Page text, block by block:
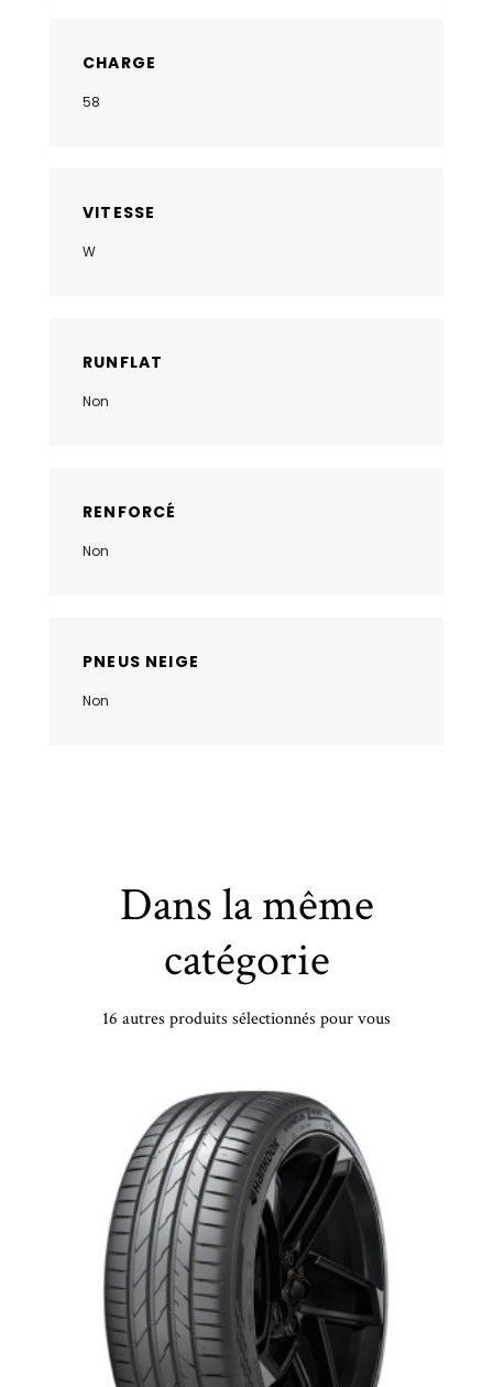
CHARGE
58
VITESSE
W
RUNFLAT
Non
RENFORCÉ
Non
PNEUS NEIGE
Non
Dans la même
catégorie
16 autres produits sélectionnés pour vous